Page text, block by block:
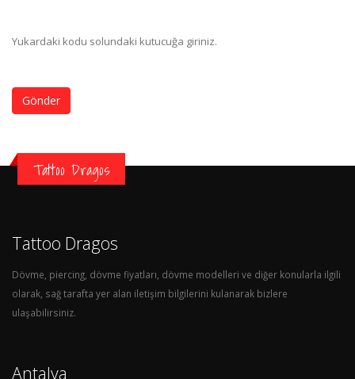
Yukardaki kodu solundaki kutucuğa giriniz.
Gönder
Tattoo Dragos
Tattoo Dragos
Dövme, piercing, dövme fiyatları, dövme modelleri ve diğer konularla ilgili
olarak, sağ tarafta yer alan iletişim bilgilerini kulanarak bizlere
ulaşabilirsiniz.
Antalya